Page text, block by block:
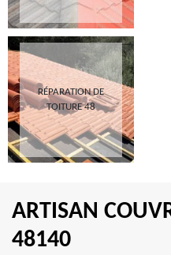
RÉPARATION DE
TOITURE 48
ARTISAN
48140